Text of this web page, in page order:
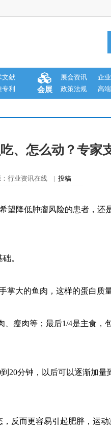
文献
利 会展
展会资讯
企
政策法规
高
、怎么动？专家
行业资讯在线 | 投稿
望降低肿瘤风险的患者，
。
大的鱼肉，这样的蛋白质
瘦肉等；最后1/4是主食，
分钟，以后可以逐渐加量
而更容易引起肥胖，运动